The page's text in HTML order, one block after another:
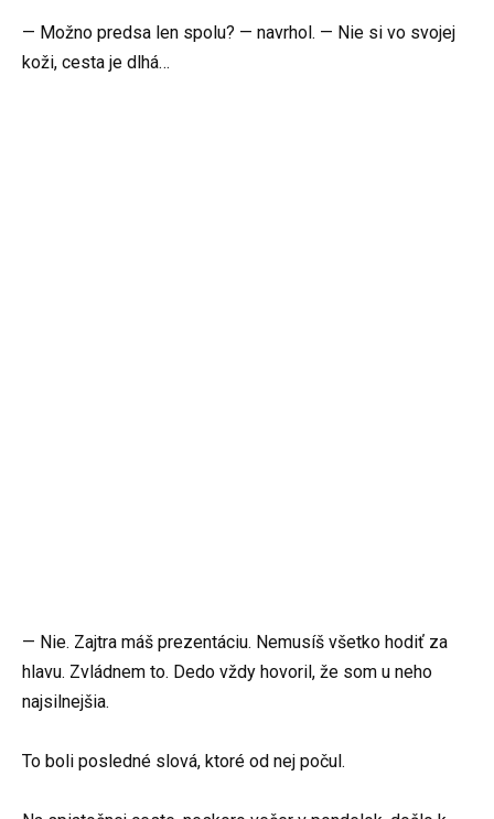
— Možno predsa len spolu? — navrhol. — Nie si vo svojej
koži, cesta je dlhá…
— Nie. Zajtra máš prezentáciu. Nemusíš všetko hodiť za
hlavu. Zvládnem to. Dedo vždy hovoril, že som u neho
najsilnejšia.
To boli posledné slová, ktoré od nej počul.